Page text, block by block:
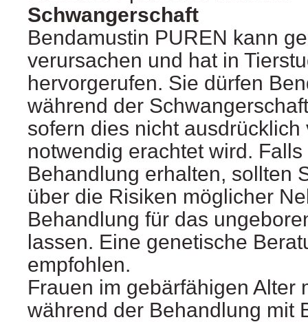
Schwangerschaft
Bendamustin PUREN kann
verursachen und hat in
hervorgerufen. Sie dürfen
während der
sofern dies nicht ausdrücklich
notwendig erachtet wird.
Behandlung erhalten, sollten
über die Risiken möglicher
Behandlung für das
lassen. Eine genetische
empfohlen.
Frauen im gebärfähigen Alter
während der Behandlung mit